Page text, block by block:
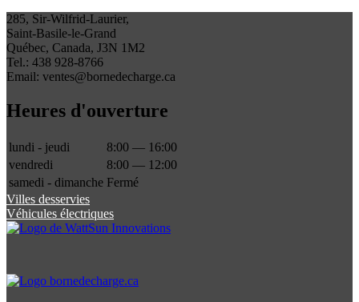
285, Sir-Wilfrid-Laurier,
Saint-Basile-le-Grand
Québec, Canada, J3N 1M2
Tel.: 438 928-8766
Email: ventes@bornedecharge.ca
Heures d'ouverture
lundi - jeudi
8:00 — 16:00
vendredi
8:00 — 12:00
samedi - dimanche Fermé
Villes desservies
Véhicules électriques